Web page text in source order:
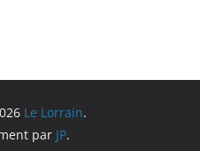
Le Lorrain.
par JP.